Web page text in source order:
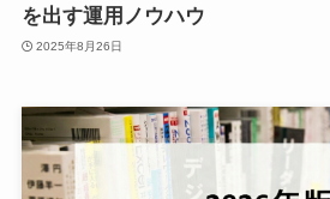
を出す運用ノウハウ
2025年8月26日